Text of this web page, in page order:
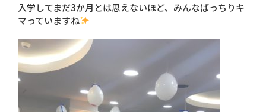
入学してまだ3か月とは思えないほど、みんなばっちりキ
マっていますね